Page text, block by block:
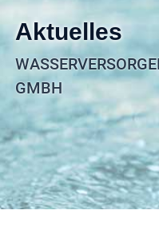
Aktuelles
GMBH